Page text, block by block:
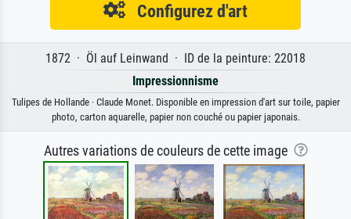
Configurez d'art
1872 · Öl auf Leinwand · ID de la peinture: 22018
Impressionnisme
Tulipes de Hollande · Claude Monet. Disponible en impression d'art sur toile, papier
photo, carton aquarelle, papier non couché ou papier japonais.
Autres variations de couleurs de cette image